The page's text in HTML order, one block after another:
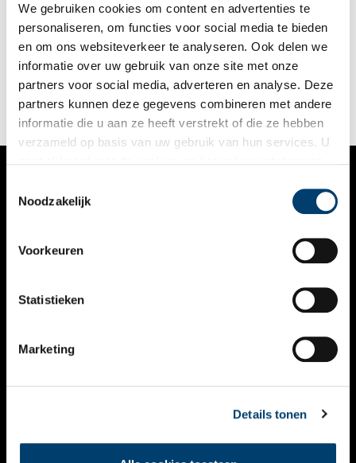
We gebruiken cookies om content en advertenties te
personaliseren, om functies voor social media te bieden
en om ons websiteverkeer te analyseren. Ook delen we
informatie over uw gebruik van onze site met onze
partners voor social media, adverteren en analyse. Deze
partners kunnen deze gegevens combineren met andere
informatie die u aan ze heeft verstrekt of die ze hebben
verzameld op basis van uw gebruik van hun services. U
Noodzakelijk
Voorkeuren
Statistieken
Marketing
Details tonen
Soms kan je er tijdelijk niet op uit trekken om een frisse neus
te halen. Ga dan in gedachten even mee op een tochtje door
diverse eeuwen – een tour voor thuis. Van het weilandje bij
een torenfort naar de middeleeuwse heerlijkheid Calslagen.
Dat doen we in twee etappes. Vandaag is de vraag: waarom
doet de vlag van een bloemendorp denken aan een aardbei?
VERHALEN
KALENDER
THEMA’S
VIDEO’S
CONTACT